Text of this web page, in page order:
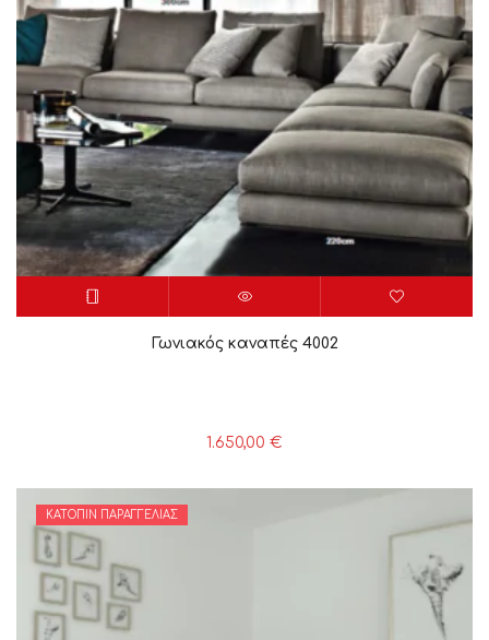
Γωνιακός καναπές 4002
1.650,00 €
ΚΑΤΌΠΙΝ ΠΑΡΑΓΓΕΛΊΑΣ